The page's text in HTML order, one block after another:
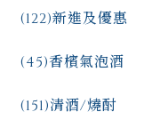
新進及優惠
(122)
香檳氣泡酒
(45)
清酒/燒酎
(151)